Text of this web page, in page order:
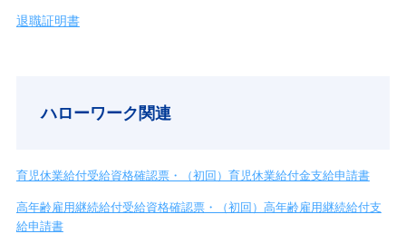
退職証明書
ハローワーク関連
育児休業給付受給資格確認票・（初回）育児休業給付金支給申請書
高年齢雇用継続給付受給資格確認票・（初回）高年齢雇用継続給付支
給申請書